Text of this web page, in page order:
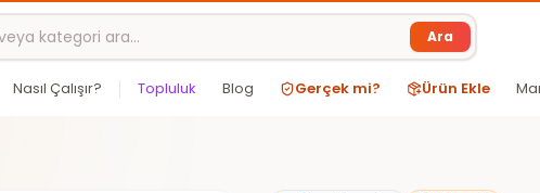
Ara
Nasıl Çalışır? Topluluk Blog Gerçek mi? Ürün Ekle